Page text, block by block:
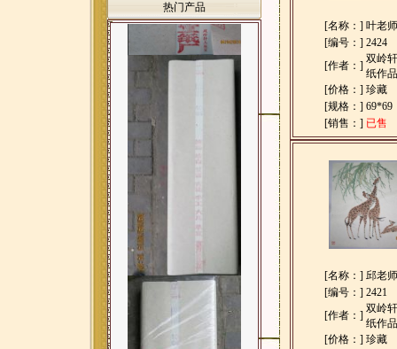
热门产品
[名称：] 叶老
[编号：] 2424
[作者：]
双岭
纸作品
[价格：] 珍藏
[规格：] 69*69
[销售：] 已售
[名称：] 邱老
[编号：] 2421
[作者：]
双岭
纸作品
[价格：] 珍藏